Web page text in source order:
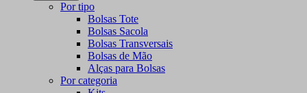
Por tipo
Bolsas Tote
Bolsas Sacola
Bolsas Transversais
Bolsas de Mão
Alças para Bolsas
Por categoria